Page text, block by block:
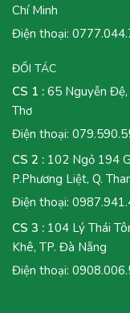
Chí Minh
Điện thoại:
ĐỐI TÁC
CS 1 : 65 Nguyễn Đệ,
Thơ
Điện thoại:
CS 2 : 102 Ngỏ 194
P.Phương Liệt, Q.
Điện thoại:
CS 3 : 104 Lý Thái
Khê, TP. Đà Nẵng
Điện thoại: